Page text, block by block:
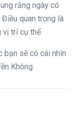
rằng ngày có
quan trọng là
trí cụ thể.
bạn sẽ có cái nhìn
Không.